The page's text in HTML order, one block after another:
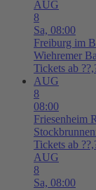
AUG
8
Sa, 08:00
Freiburg im
Wiehremer
Tickets ab
AUG
8
08:00
Friesenheim
Tickets ab
AUG
8
Sa, 08:00